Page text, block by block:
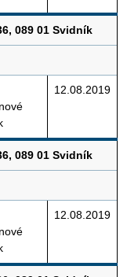
089 01 Svidník
12.08.2019
089 01 Svidník
12.08.2019